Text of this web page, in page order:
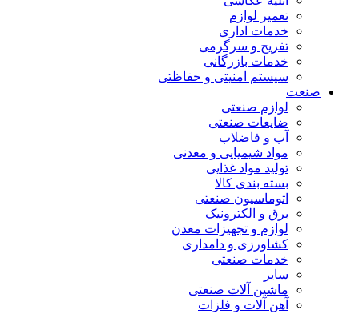
تعمیر لوازم
خدمات اداری
تفریح و سرگرمی
خدمات بازرگانی
سیستم امنیتی و حفاظتی
صنعت
لوازم صنعتی
ضایعات صنعتی
آب و فاضلاب
مواد شیمیایی و معدنی
تولید مواد غذایی
بسته بندی کالا
اتوماسیون صنعتی
برق و الکترونیک
لوازم و تجهیزات معدن
کشاورزی و دامداری
خدمات صنعتی
سایر
ماشین آلات صنعتی
آهن آلات و فلزات